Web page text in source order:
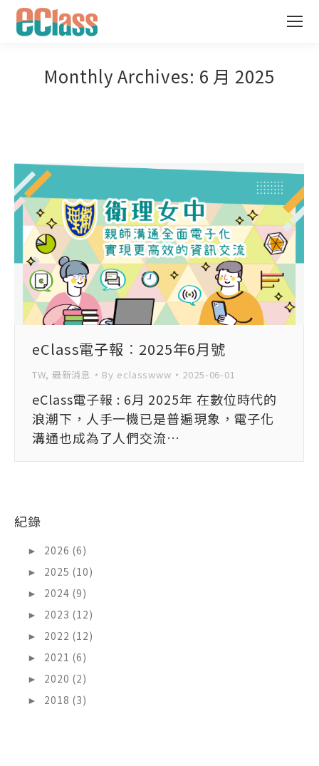
Monthly Archives: 6 月 2025
eClass電子報︰2025年6月號
TW, 最新消息 By eclasswww 2025-06-01
eClass電子報 : 6月 2025年 在數位時代的
浪潮下，人手一機已是普遍現象，電子化
溝通也成為了人們交流…
紀錄
►
2026 (6)
►
2025 (10)
►
2024 (9)
►
2023 (12)
►
2022 (12)
►
2021 (6)
►
2020 (2)
►
2018 (3)